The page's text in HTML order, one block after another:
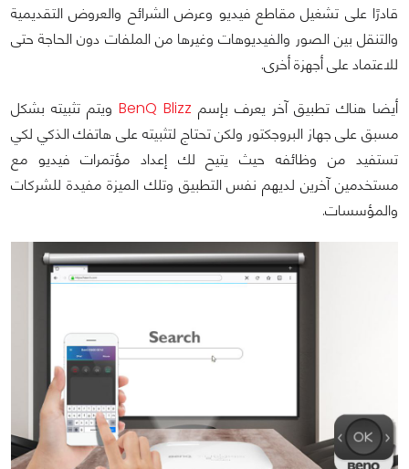
قادرًا على تشغيل مقاطع فيديو وعرض الشرائح والعروض التقديمية
والتنقل بين الصور والفيديوهات وغيرها من الملفات دون الحاجة حتى
للاعتماد على أجهزة أخرى.
أيضا هناك تطبيق آخر يعرف بإسم BenQ Blizz ويتم تثبيته بشكل
مسبق على جهاز البروجكتور ولكن تحتاج لتثبيته على هاتفك الذكي لكي
تستفيد من وظائفه حيث يتيح لك إعداد مؤتمرات فيديو مع
مستخدمين آخرين لديهم نفس التطبيق وتلك الميزة مفيدة للشركات
والمؤسسات.